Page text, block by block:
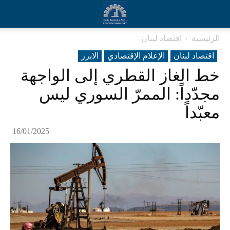
الرئيسية
اقتصاد لبنان
اقتصاد لبنان
الإعلام الإقتصادي الابرز
خط الغاز القطري إلى الواجهة
مجدّداً: الممرّ السوري ليس
معبّداً
16/01/2025